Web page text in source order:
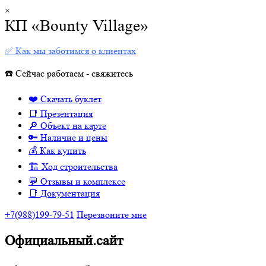
×
КП «Bounty Village»
✅ Как мы заботимся о клиентах
☎️ Сейчас работаем - свяжитесь
❤️ Скачать буклет
📑 Презентация
🔎 Объект на карте
🔑 Наличие и цены
💰 Как купить
🏗 Ход строительства
💬 Отзывы и комплексе
📑 Документация
+7(988)199-79-51 Перезвоните мне
Официальный.сайт